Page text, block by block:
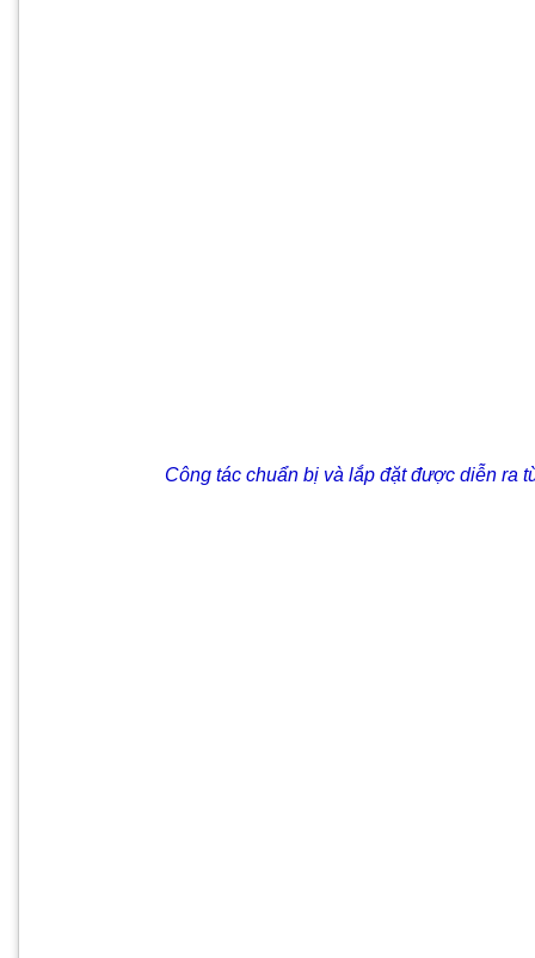
Công tác chuẩn bị và lắp đặt được diễn ra từ